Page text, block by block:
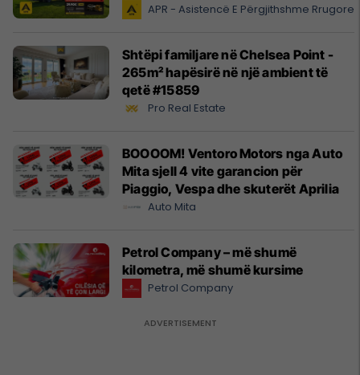
APR - Asistencë E Përgjithshme Rrugore
Shtëpi familjare në Chelsea Point -
265m² hapësirë në një ambient të
qetë #15859
Pro Real Estate
BOOOOM! Ventoro Motors nga Auto
Mita sjell 4 vite garancion për
Piaggio, Vespa dhe skuterët Aprilia
Auto Mita
Petrol Company – më shumë
kilometra, më shumë kursime
Petrol Company